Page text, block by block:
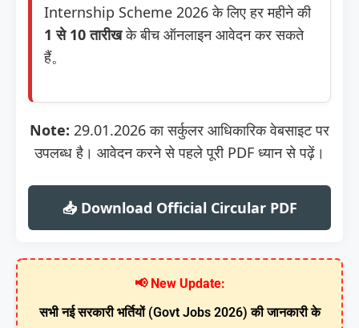
Internship Scheme 2026 के लिए हर महीने की
1 से 10 तारीखके बीच ऑनलाइन आवेदन कर सकते
हैं。
Note: 29.01.2026 का सर्कुलर आधिकारिक वेबसाइट पर
उपलब्ध है। आवेदन करने से पहले पूरी PDF ध्यान से पढ़ें।
📥 Download Official Circular PDF
📢 New Update:
सभी नई सरकारी भर्तियों (Govt Jobs 2026) की जानकारी के